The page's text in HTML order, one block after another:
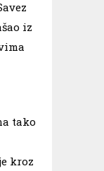
iz
tako
kroz